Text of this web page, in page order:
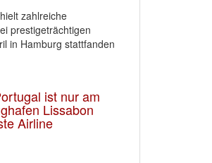
zahlreiche
prestigeträchtigen
in Hamburg stattfanden
ist nur am
Lissabon
Airline